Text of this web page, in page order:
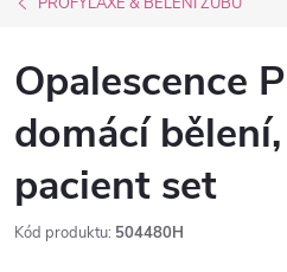
Opalescence
domácí
pacient set
Kód produktu: 504480H